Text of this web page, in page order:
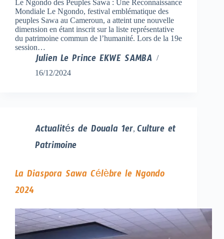
Le Ngondo des Peuples Sawa : Une Reconnaissance
Mondiale Le Ngondo, festival emblématique des
peuples Sawa au Cameroun, a atteint une nouvelle
dimension en étant inscrit sur la liste représentative
du patrimoine commun de l’humanité. Lors de la 19e
session…
Julien Le Prince EKWE SAMBA
16/12/2024
Actualités de Douala 1er, Culture et
Patrimoine
La Diaspora Sawa Célèbre le Ngondo
2024